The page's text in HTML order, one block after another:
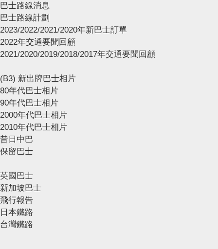
巴士路線消息
巴士路線計劃
2023/2022/2021/2020年新巴士訂單
2022年交通要聞回顧
2021/2020/2019/2018/2017年交通要聞回顧
(B3) 新出牌巴士相片
80年代巴士相片
90年代巴士相片
2000年代巴士相片
2010年代巴士相片
昔日中巴
保留巴士
英國巴士
新加坡巴士
飛行報告
日本鐵路
台灣鐵路